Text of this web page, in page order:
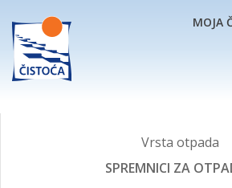
MOJA
Vrsta otpada
SPREMNICI ZA